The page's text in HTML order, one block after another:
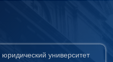
университет